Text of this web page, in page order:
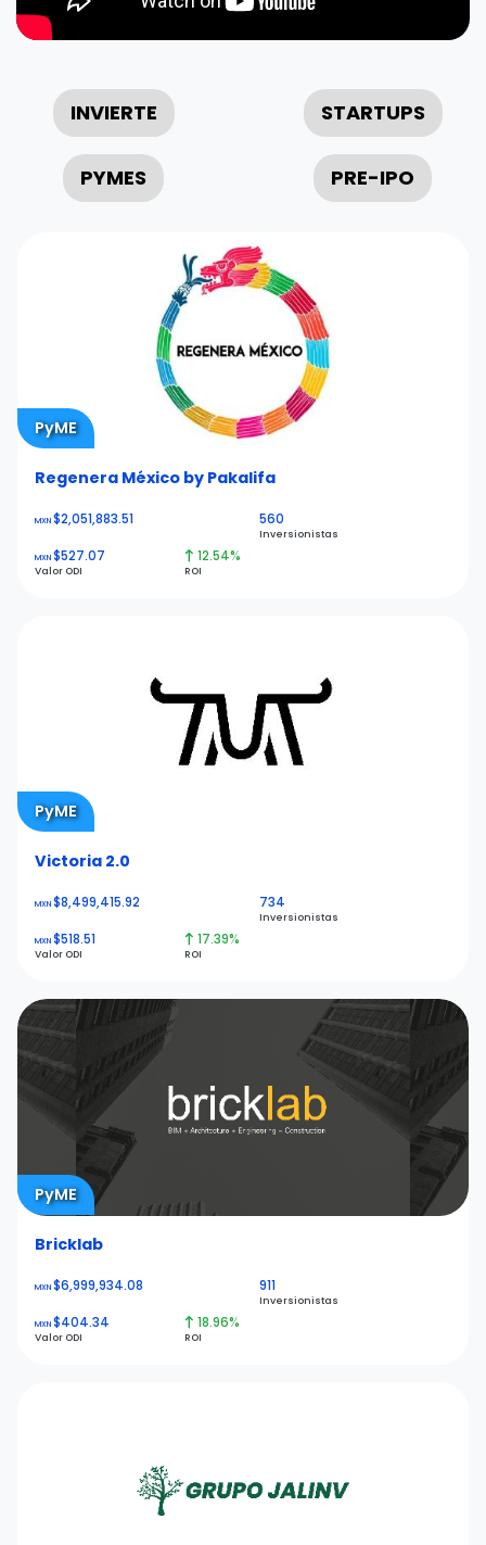
INVIERTE STARTUPS
PYMES PRE-IPO
PyME
Regenera México by Pakalifa
MXN$2,051,883.51 560
Inversionistas
MXN$527.07
Valor ODI
12.54%
ROI
PyME
Victoria 2.0
MXN$8,499,415.92 734
Inversionistas
MXN$518.51
Valor ODI
17.39%
ROI
PyME
Bricklab
MXN$6,999,934.08 911
Inversionistas
MXN$404.34
Valor ODI
18.96%
ROI